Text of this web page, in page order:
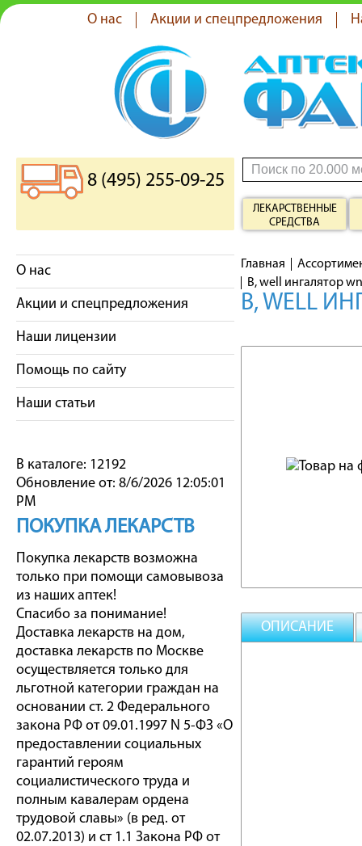
О нас Акции и спецпредложения
8 (495) 255-09-25
ЛЕКАРСТВЕННЫЕ
СРЕДСТВА
О нас
Акции и спецпредложения
Наши лицензии
Помощь по сайту
Наши статьи
В каталоге: 12192
Обновление от: 8/6/2026 12:05:01
PM
ПОКУПКА ЛЕКАРСТВ
Покупка лекарств возможна
только при помощи самовывоза
из наших аптек!
Спасибо за понимание!
Доставка лекарств на дом,
доставка лекарств по Москве
осуществляется только для
льготной категории граждан на
основании ст. 2 Федерального
закона РФ от 09.01.1997 N 5-ФЗ «О
предоставлении социальных
гарантий героям
социалистического труда и
полным кавалерам ордена
трудовой славы» (в ред. от
02.07.2013) и ст 1.1 Закона РФ от
Главная
B, well ингалятор
B, WELL
ОПИСАНИЕ